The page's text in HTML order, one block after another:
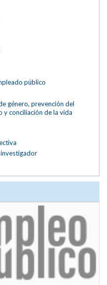
público
género, prevención del
y conciliación de la vida